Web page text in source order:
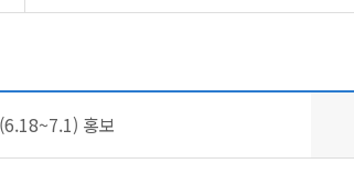
홍보